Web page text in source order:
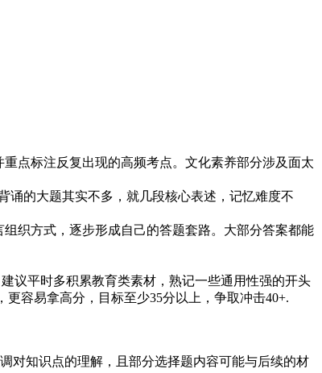
点标注反复出现的高频考点。文化素养部分涉及面太
诵的大题其实不多，就几段核心表述，记忆难度不
织方式，逐步形成自己的答题套路。大部分答案都能
议平时多积累教育类素材，熟记一些通用性强的开头
容易拿高分，目标至少35分以上，争取冲击40+.
对知识点的理解，且部分选择题内容可能与后续的材